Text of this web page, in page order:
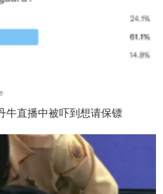
牛直播中被吓到想请保镖